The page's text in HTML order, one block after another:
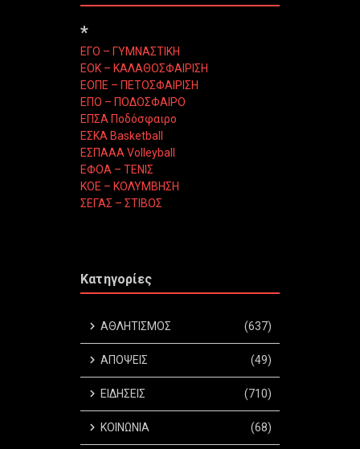
*
ΕΓΟ – ΓΥΜΝΑΣΤΙΚΗ
ΕΟΚ – ΚΑΛΑΘΟΣΦΑΙΡΙΣΗ
ΕΟΠΕ – ΠΕΤΟΣΦΑΙΡΙΣΗ
ΕΠΟ – ΠΟΔΟΣΦΑΙΡΟ
ΕΠΣΑ Ποδόσφαιρο
ΕΣΚΑ Basketball
ΕΣΠΑΑΑ Volleyball
ΕΦΟΑ – ΤΕΝΙΣ
ΚΟΕ – ΚΟΛΥΜΒΗΣΗ
ΣΕΓΑΣ – ΣΤΙΒΟΣ
Κατηγορίες
ΑΘΛΗΤΙΣΜΟΣ (637)
ΑΠΟΨΕΙΣ (49)
ΕΙΔΗΣΕΙΣ (710)
ΚΟΙΝΩΝΙΑ (68)